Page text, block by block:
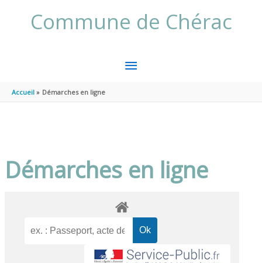
Commune de Chérac
MENU
Accueil Démarches en ligne
Démarches en ligne